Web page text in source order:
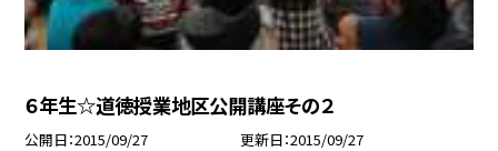
６年生☆道徳授業地区公開講座その２
公開日 2015/09/27 更新日 2015/09/27